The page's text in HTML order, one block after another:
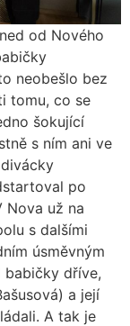
od Nového
neobešlo bez
tomu, co se
šokující
s ním ani ve
po
Nova už na
s dalšími
úsměvným
babičky dříve,
a její
A tak je